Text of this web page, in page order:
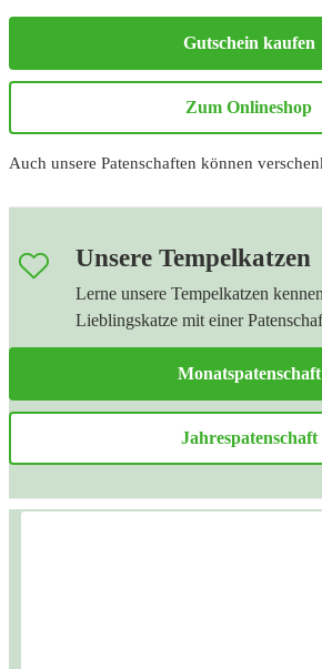
Gutschein kaufen
Zum Onlineshop
Auch unsere Patenschaften können
Unsere Tempelkatzen
Lerne unsere Tempelkatzen
Lieblingskatze mit einer
Monatspatenschaft
Jahrespatenschaft